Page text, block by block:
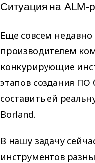
Ситуация на ALM-
Еще совсем недавно
производителем
конкурирующие
этапов создания ПО
составить ей
Borland.
В нашу задачу
инструментов